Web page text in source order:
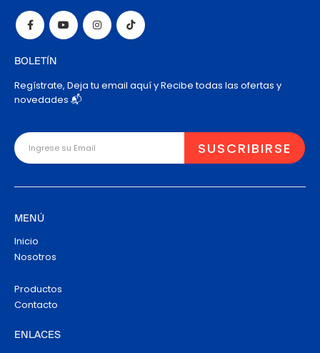
BOLETÍN
Regístrate, Deja tu email aquí y Recibe todas las ofertas y
novedades 📬
MENÚ
Inicio
Nosotros
Productos
Contacto
ENLACES